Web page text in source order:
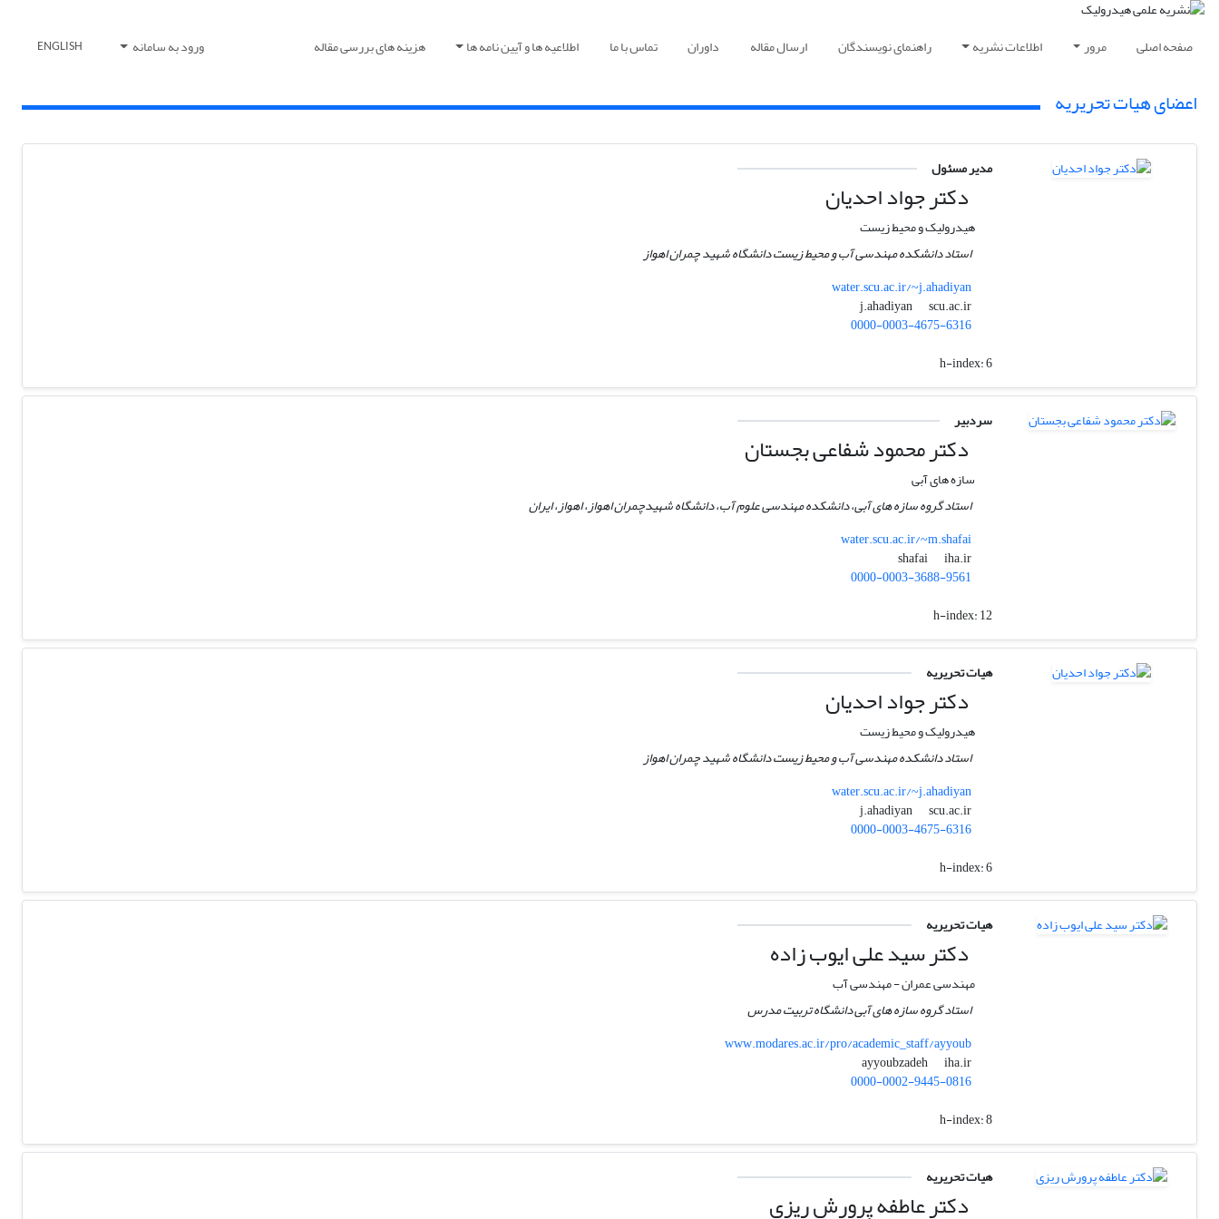
صفحه اصلی مرور اطلاعات نشریه راهنمای نویسندگان ارسال مقاله داوران تماس با ما اطلاعیه ها و آیین نامه ها هزینه های بررسی مقاله ورود به سامانه ENGLISH
اعضای هیات تحریریه
مدیر مسئول
دکتر جواد احدیان
هیدرولیک و محیط زیست
استاد دانشکده مهندسی آب و محیط زیست دانشگاه شهید چمران اهواز
water.scu.ac.ir/~j.ahadiyan
j.ahadiyan
scu.ac.ir
0000-0003-4675-6316
h-index:6
سردبیر
دکتر محمود شفاعی بجستان
سازه های آبی
استاد گروه سازه های آبی، دانشکده مهندسی علوم آب، دانشگاه شهیدچمران اهواز، اهواز، ایران
water.scu.ac.ir/~m.shafai
shafai
iha.ir
0000-0003-3688-9561
h-index:12
هیات تحریریه
دکتر جواد احدیان
هیدرولیک و محیط زیست
استاد دانشکده مهندسی آب و محیط زیست دانشگاه شهید چمران اهواز
water.scu.ac.ir/~j.ahadiyan
j.ahadiyan
scu.ac.ir
0000-0003-4675-6316
h-index:6
هیات تحریریه
دکتر سید علی ایوب زاده
مهندسی عمران - مهندسی آب
استاد گروه سازه های آبی دانشگاه تربیت مدرس
www.modares.ac.ir/pro/academic_staff/ayyoub
ayyoubzadeh
iha.ir
0000-0002-9445-0816
h-index:8
هیات تحریریه
دکتر عاطفه پرورش ریزی